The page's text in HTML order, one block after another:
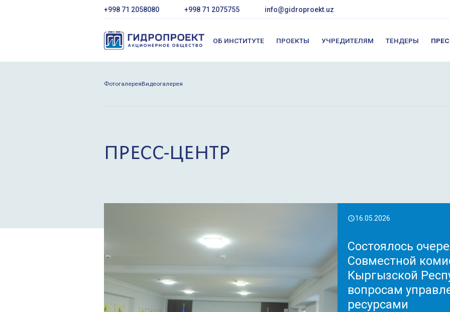
+998 71 2058080 +998 71 2075755 info@gidroproekt.uz
ОБ ИНСТИТУТЕ ПРОЕКТЫ УЧРЕДИТЕЛЯМ ТЕНДЕРЫ
ФотогалереяВидеогалерея
ПРЕСС-ЦЕНТР
16.05.2026
Состоялось
Совместной
Кыргызской
вопросам
ресурсами